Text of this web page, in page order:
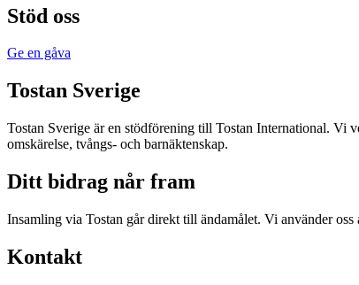
Stöd oss
Ge en gåva
Tostan Sverige
Tostan Sverige är en stödförening till Tostan International. Vi
omskärelse, tvångs- och barnäktenskap.
Ditt bidrag når fram
Insamling via Tostan går direkt till ändamålet. Vi använder
Kontakt